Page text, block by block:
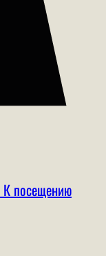
К посещению